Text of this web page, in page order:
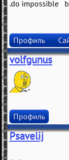
.do impossible
Профиль
volfgunus
Профиль
Psavelij